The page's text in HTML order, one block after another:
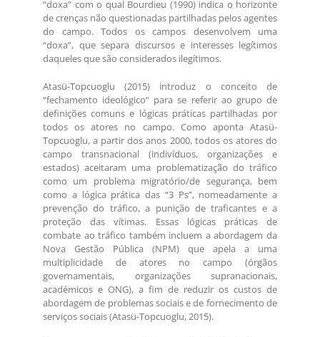
“doxa” com o qual Bourdieu (1990) indica o horizonte
de crenças não questionadas partilhadas pelos agentes
do campo. Todos os campos desenvolvem uma
“doxa”, que separa discursos e interesses legítimos
daqueles que são considerados ilegítimos.
Atasü-Topcuoglu (2015) introduz o conceito de
“fechamento ideológico” para se referir ao grupo de
definições comuns e lógicas práticas partilhadas por
todos os atores no campo. Como aponta Atasü-
Topcuoglu, a partir dos anos 2000, todos os atores do
campo transnacional (indivíduos, organizações e
estados) aceitaram uma problematização do tráfico
como um problema migratório/de segurança, bem
como a lógica prática das “3 Ps”, nomeadamente a
prevenção do tráfico, a punição de traficantes e a
proteção das vítimas. Essas lógicas práticas de
combate ao tráfico também incluem a abordagem da
Nova Gestão Pública (NPM) que apela a uma
multiplicidade de atores no campo (órgãos
governamentais, organizações supranacionais,
académicos e ONG), a fim de reduzir os custos de
abordagem de problemas sociais e de fornecimento de
serviços sociais (Atasü-Topcuoglu, 2015).